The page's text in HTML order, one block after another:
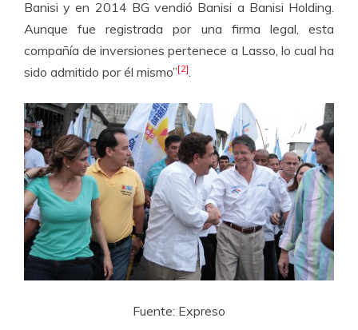
Banisi y en 2014 BG vendió Banisi a Banisi Holding.
Aunque fue registrada por una firma legal, esta
compañía de inversiones pertenece a Lasso, lo cual ha
sido admitido por él mismo”[2]
Fuente: Expreso